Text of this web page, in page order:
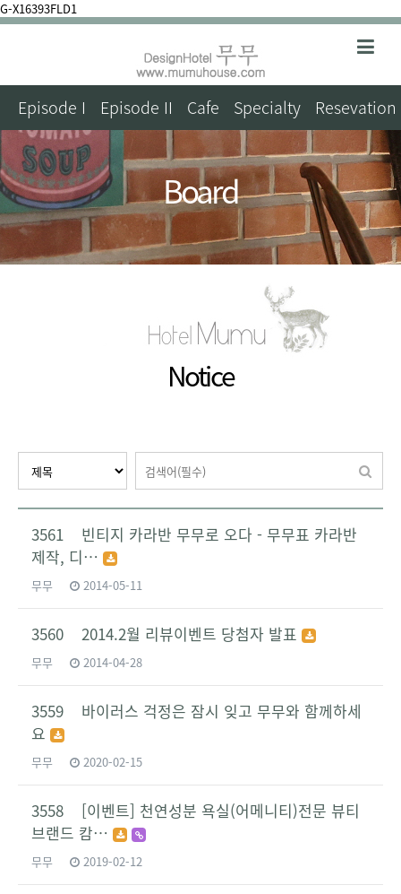
G-X16393FLD1
Episode I Episode II Cafe Specialty Resevation
Board
Notice
3561 빈티지 카라반 무무로 오다 - 무무표 카라반
제작, 디…
무무 2014-05-11
3560 2014.2월 리뷰이벤트 당첨자 발표
무무 2014-04-28
3559 바이러스 걱정은 잠시 잊고 무무와 함께하세
요
무무 2020-02-15
3558 [이벤트] 천연성분 욕실(어메니티)전문 뷰티
브랜드 캄…
무무 2019-02-12